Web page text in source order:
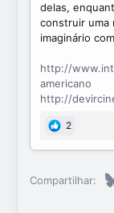
delas,
construir uma
imaginário
http://
americano
http://
2
Compartilhar: